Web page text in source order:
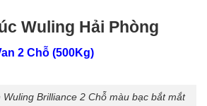
Wuling Hải Phòng
2 Chỗ (500Kg)
Brilliance 2 Chỗ màu bạc bắt mắt